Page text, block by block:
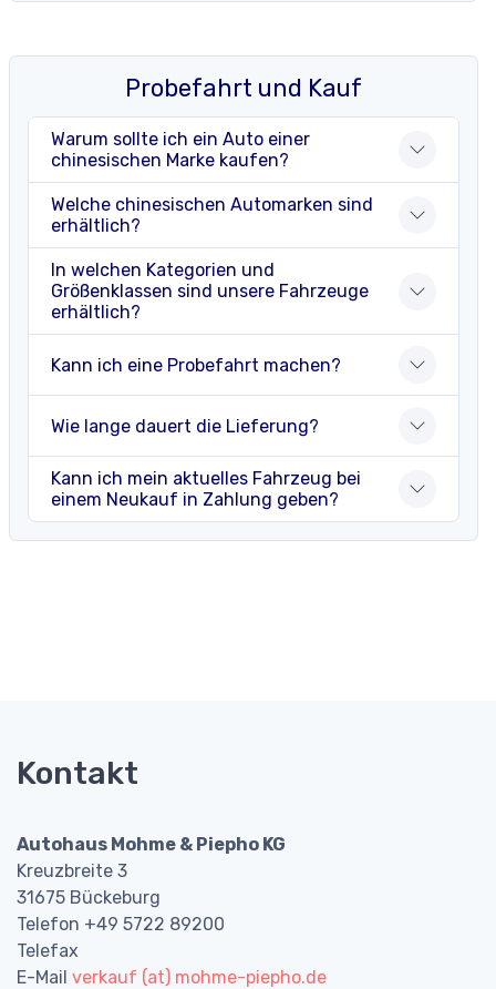
Probefahrt und Kauf
Warum sollte ich ein Auto einer
chinesischen Marke kaufen?
Welche chinesischen Automarken sind
erhältlich?
In welchen Kategorien und
Größenklassen sind unsere Fahrzeuge
erhältlich?
Kann ich eine Probefahrt machen?
Wie lange dauert die Lieferung?
Kann ich mein aktuelles Fahrzeug bei
einem Neukauf in Zahlung geben?
Kontakt
Autohaus Mohme & Piepho KG
Kreuzbreite 3
31675 Bückeburg
Telefon +49 5722 89200
Telefax
E-Mail verkauf (at) mohme-piepho.de